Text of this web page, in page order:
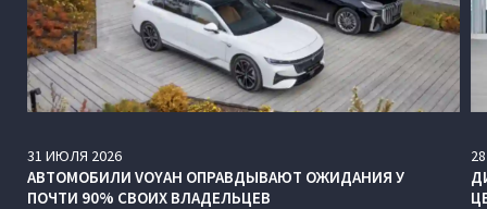
31 ИЮЛЯ 2026
АВТОМОБИЛИ VOYAH ОПРАВДЫВАЮТ ОЖИДАНИЯ У
ПОЧТИ 90% СВОИХ ВЛАДЕЛЬЦЕВ
28